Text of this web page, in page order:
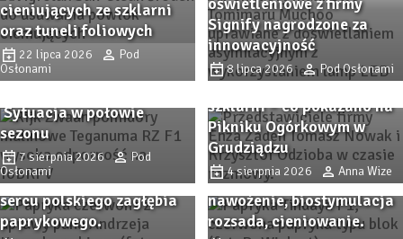
cieniujących ze szklarni
oraz tuneli foliowych
22 lipca 2026
Pod
Osłonami
Signify nagrodzone za
innowacyjność
8 lipca 2026 Pod Osłonami
Pomidor TEGANUMA RZ F1
– malinowa odpowiedź na
Sytuacja w połowie
sezonu
7 sierpnia 2026
Pod
Osłonami
Odmiany ogórka do
szklarni – co pokazano na
Pikniku Ogórkowym w
Grudziądzu
4 sierpnia 2026 Anna Wize
Przystanek PAPRYKA 2026.
Wiedza, praktyka i
rodzinna atmosfera w
sercu polskiego zagłębia
paprykowego.
Zbliża się Przystanek
Papryka 2026! Sprawdzone
odmiany papryki i
nowości, ochrona,
nawożenie, biostymulacja
rozsada, cieniowanie.